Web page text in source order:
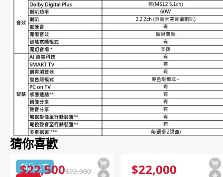
猜你喜歡
新品上市
$22,500$22,900
$22,000